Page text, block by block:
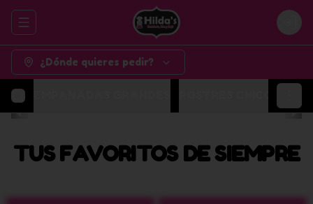
Abrir menu de navegación
¿Dónde quieres pedir?
TUS FAVORITOS DE SIEMPRE